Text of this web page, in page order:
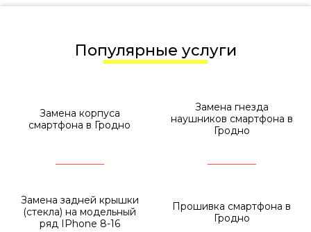
Популярные услуги
Замена корпуса
смартфона в Гродно
Замена гнезда
наушников смартфона в
Гродно
Замена задней крышки
(стекла) на модельный
ряд IPhone 8-16
Прошивка смартфона в
Гродно